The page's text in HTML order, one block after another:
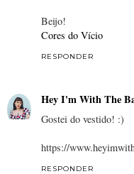
Beijo!
Cores do Vício
RESPONDER
Hey I'm With The
Gostei do vestido! :)
https://
RESPONDER